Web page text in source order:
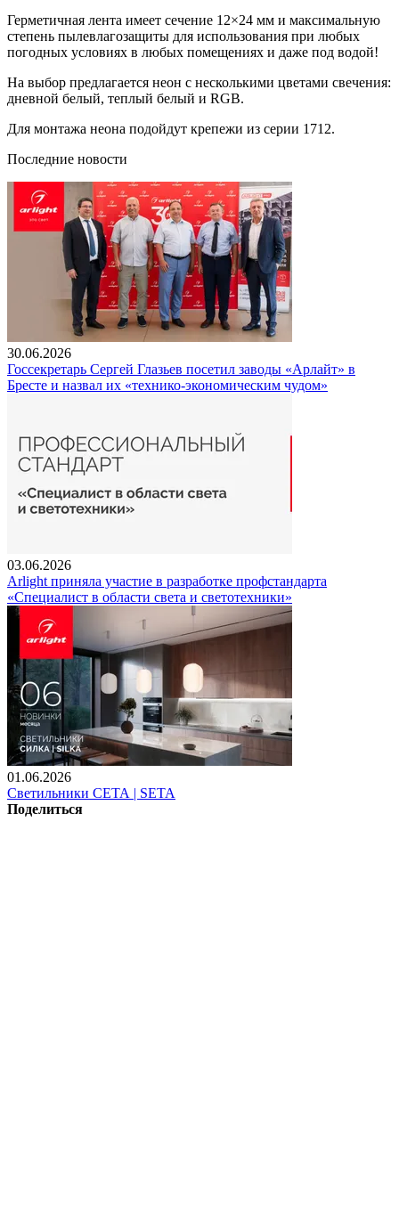
Герметичная лента имеет сечение 12×24 мм и максимальную
степень пылевлагозащиты для использования при любых
погодных условиях в любых помещениях и даже под водой!
На выбор предлагается неон с несколькими цветами свечения:
дневной белый, теплый белый и RGB.
Для монтажа неона подойдут крепежи из серии 1712.
Последние новости
30.06.2026
Госсекретарь Сергей Глазьев посетил заводы «Арлайт» в
Бресте и назвал их «технико-экономическим чудом»
03.06.2026
Arlight приняла участие в разработке профстандарта
«Специалист в области света и светотехники»
01.06.2026
Светильники СЕТА | SETA
Поделиться